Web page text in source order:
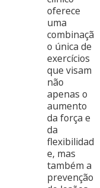
oferece
uma
combinaçã
o única de
exercícios
que visam
não
apenas o
aumento
da força e
da
flexibilidad
e, mas
também a
prevenção